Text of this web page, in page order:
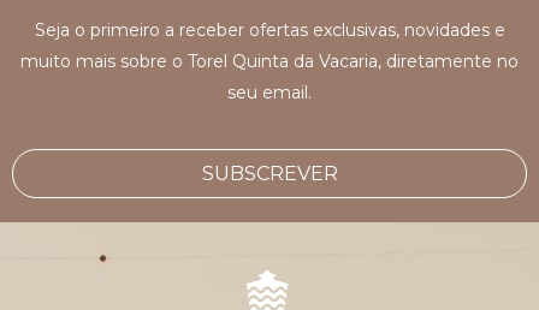
Seja o primeiro a receber ofertas exclusivas, novidades e
muito mais sobre o Torel Quinta da Vacaria, diretamente no
seu email.
SUBSCREVER